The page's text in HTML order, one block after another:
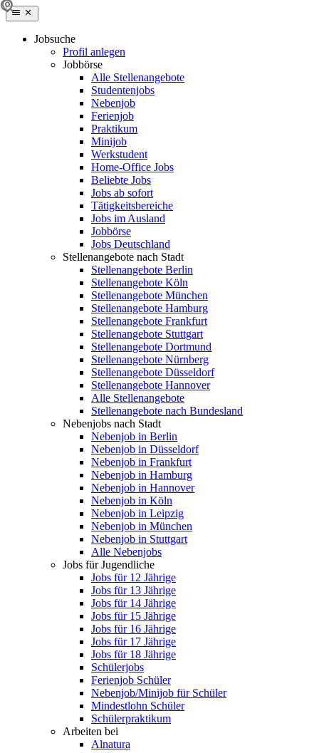
Jobsuche
Profil anlegen
Jobbörse
Alle Stellenangebote
Studentenjobs
Nebenjob
Ferienjob
Praktikum
Minijob
Werkstudent
Home-Office Jobs
Beliebte Jobs
Jobs ab sofort
Tätigkeitsbereiche
Jobs im Ausland
Jobbörse
Jobs Deutschland
Stellenangebote nach Stadt
Stellenangebote Berlin
Stellenangebote Köln
Stellenangebote München
Stellenangebote Hamburg
Stellenangebote Frankfurt
Stellenangebote Stuttgart
Stellenangebote Dortmund
Stellenangebote Nürnberg
Stellenangebote Düsseldorf
Stellenangebote Hannover
Alle Stellenangebote
Stellenangebote nach Bundesland
Nebenjobs nach Stadt
Nebenjob in Berlin
Nebenjob in Düsseldorf
Nebenjob in Frankfurt
Nebenjob in Hamburg
Nebenjob in Hannover
Nebenjob in Köln
Nebenjob in Leipzig
Nebenjob in München
Nebenjob in Stuttgart
Alle Nebenjobs
Jobs für Jugendliche
Jobs für 12 Jährige
Jobs für 13 Jährige
Jobs für 14 Jährige
Jobs für 15 Jährige
Jobs für 16 Jährige
Jobs für 17 Jährige
Jobs für 18 Jährige
Schülerjobs
Ferienjob Schüler
Nebenjob/Minijob für Schüler
Mindestlohn Schüler
Schülerpraktikum
Arbeiten bei
Alnatura